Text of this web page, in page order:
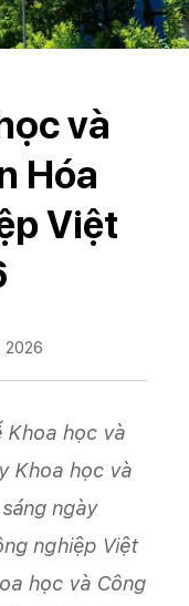
và
Hóa
Việt
2026
Khoa học và
Khoa học và
ngày
nghiệp Việt
học và Công